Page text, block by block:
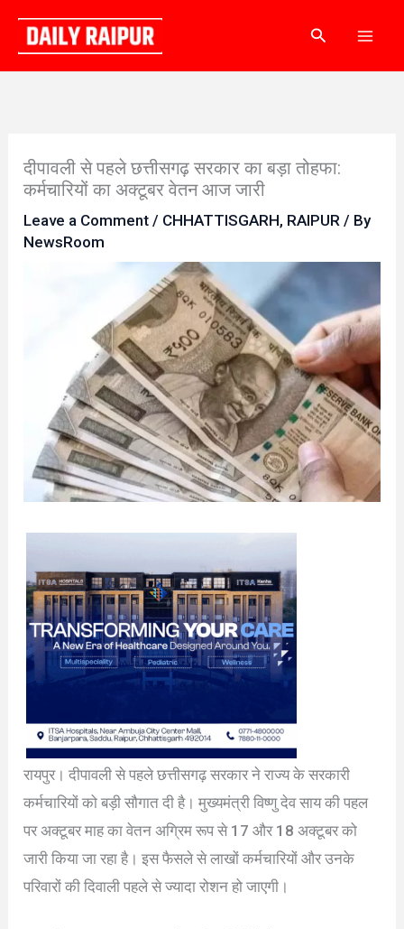
content
Search
दीपावली से पहले छत्तीसगढ़ सरकार का बड़ा तोहफा:
कर्मचारियों का अक्टूबर वेतन आज जारी
Leave a Comment / CHHATTISGARH, RAIPUR / By
NewsRoom
रायपुर। दीपावली से पहले छत्तीसगढ़ सरकार ने राज्य के सरकारी
कर्मचारियों को बड़ी सौगात दी है। मुख्यमंत्री विष्णु देव साय की पहल
पर अक्टूबर माह का वेतन अग्रिम रूप से 17 और 18 अक्टूबर को
जारी किया जा रहा है। इस फैसले से लाखों कर्मचारियों और उनके
परिवारों की दिवाली पहले से ज्यादा रोशन हो जाएगी।